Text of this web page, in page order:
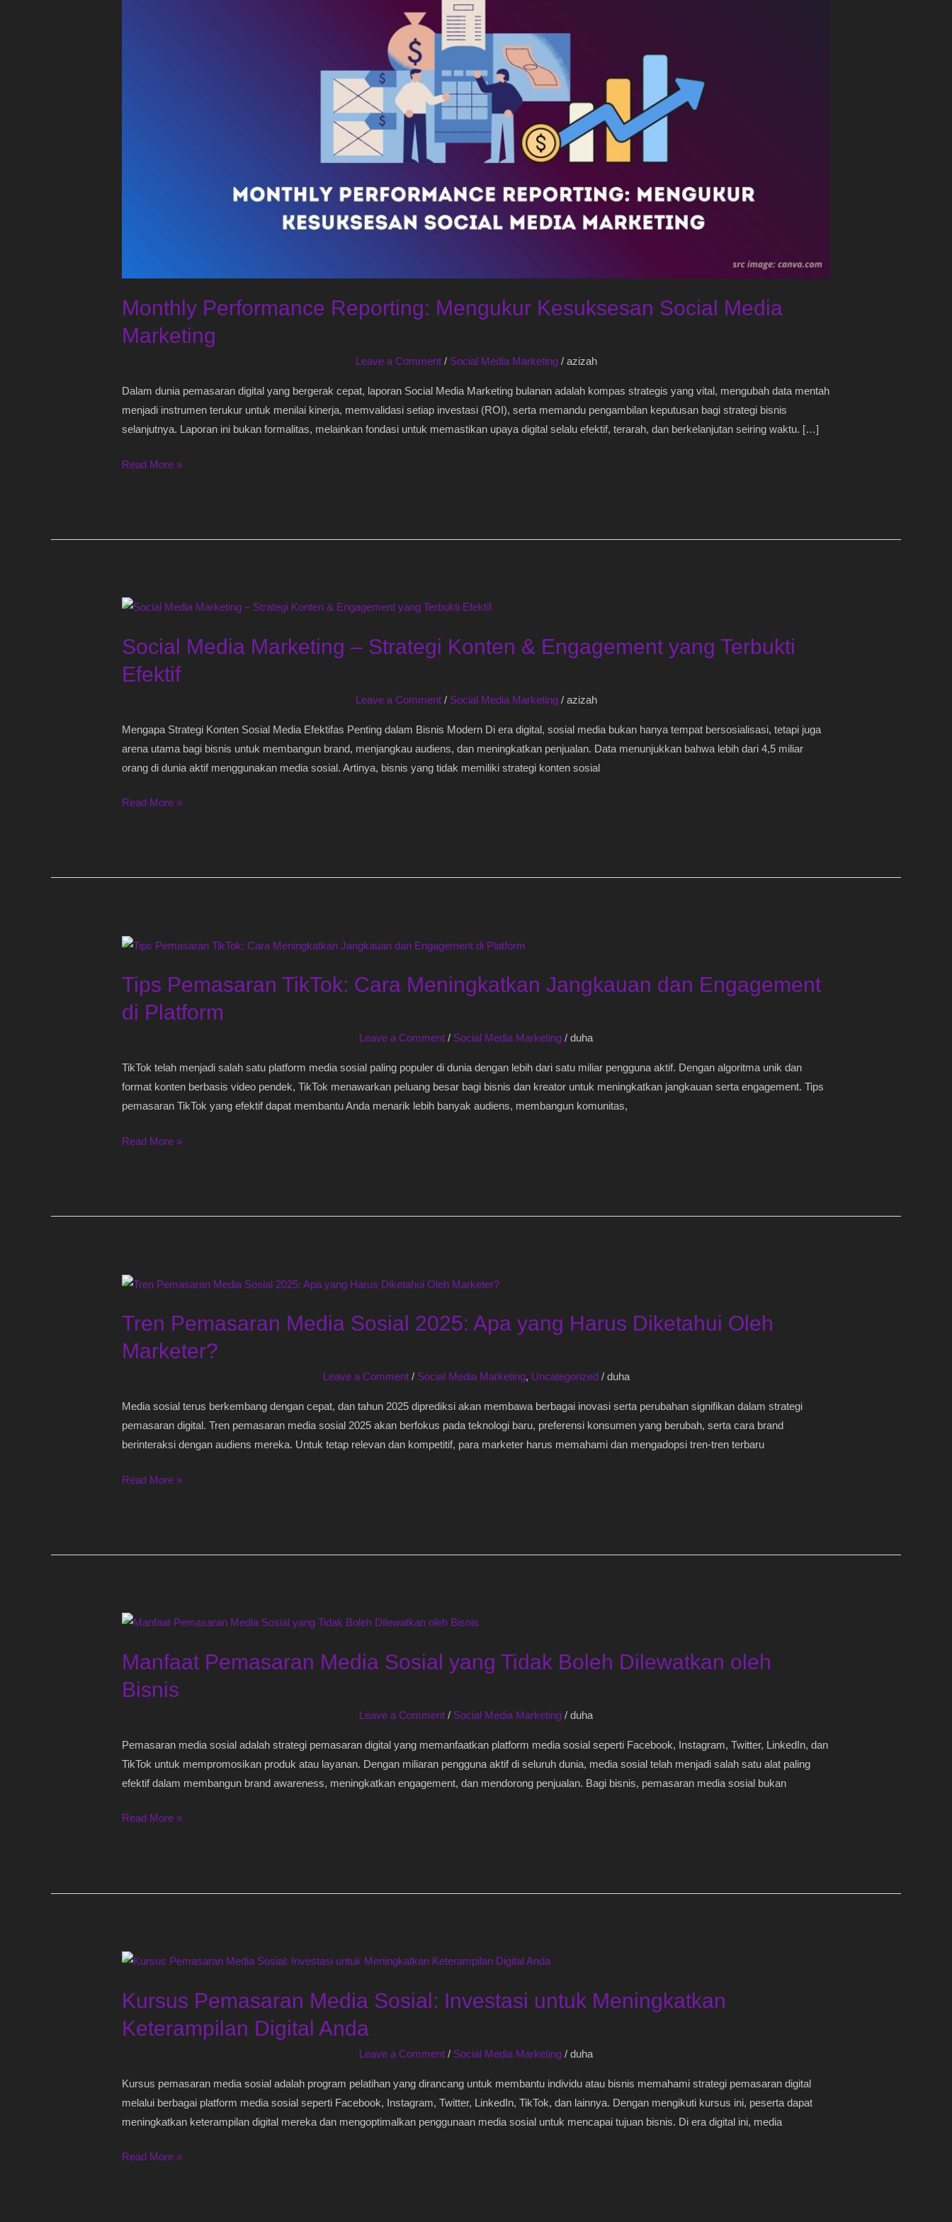
Monthly Performance Reporting: Mengukur Kesuksesan Social Media
Marketing
Leave a Comment / Social Media Marketing/ azizah
Dalam dunia pemasaran digital yang bergerak cepat, laporan Social Media Marketing bulanan adalah kompas strategis yang vital, mengubah data mentah
menjadi instrumen terukur untuk menilai kinerja, memvalidasi setiap investasi (ROI), serta memandu pengambilan keputusan bagi strategi bisnis
selanjutnya. Laporan ini bukan formalitas, melainkan fondasi untuk memastikan upaya digital selalu efektif, terarah, dan berkelanjutan seiring waktu. […]
Read More »
Social Media Marketing – Strategi Konten & Engagement yang Terbukti
Efektif
Leave a Comment / Social Media Marketing/ azizah
Mengapa Strategi Konten Sosial Media Efektifas Penting dalam Bisnis Modern Di era digital, sosial media bukan hanya tempat bersosialisasi, tetapi juga
arena utama bagi bisnis untuk membangun brand, menjangkau audiens, dan meningkatkan penjualan. Data menunjukkan bahwa lebih dari 4,5 miliar
orang di dunia aktif menggunakan media sosial. Artinya, bisnis yang tidak memiliki strategi konten sosial
Social
Marketing
Strategi
Engagement
Terbukti
Efektif
Read More »
Tips Pemasaran TikTok: Cara Meningkatkan Jangkauan dan Engagement
di Platform
Leave a Comment / Social Media Marketing / duha
TikTok telah menjadi salah satu platform media sosial paling populer di dunia dengan lebih dari satu miliar pengguna aktif. Dengan algoritma unik dan
format konten berbasis video pendek, TikTok menawarkan peluang besar bagi bisnis dan kreator untuk meningkatkan jangkauan serta engagement. Tips
pemasaran TikTok yang efektif dapat membantu Anda menarik lebih banyak audiens, membangun komunitas,
Tips
TikTok:
Cara
Meningkatkan
Platform
Read More »
Tren Pemasaran Media Sosial 2025: Apa yang Harus Diketahui Oleh
Marketer?
Leave a Comment / Social Media Marketing, Uncategorized/ duha
Media sosial terus berkembang dengan cepat, dan tahun 2025 diprediksi akan membawa berbagai inovasi serta perubahan signifikan dalam strategi
pemasaran digital. Tren pemasaran media sosial 2025 akan berfokus pada teknologi baru, preferensi konsumen yang berubah, serta cara brand
berinteraksi dengan audiens mereka. Untuk tetap relevan dan kompetitif, para marketer harus memahami dan mengadopsi tren-tren terbaru
Tren
Media
2025:
Diketahui
Marketer?
Read More »
Manfaat Pemasaran Media Sosial yang Tidak Boleh Dilewatkan oleh
Bisnis
Leave a Comment / Social Media Marketing / duha
Pemasaran media sosial adalah strategi pemasaran digital yang memanfaatkan platform media sosial seperti Facebook, Instagram, Twitter, LinkedIn, dan
TikTok untuk mempromosikan produk atau layanan. Dengan miliaran pengguna aktif di seluruh dunia, media sosial telah menjadi salah satu alat paling
efektif dalam membangun brand awareness, meningkatkan engagement, dan mendorong penjualan. Bagi bisnis, pemasaran media sosial bukan
Manfaat
Media
yang
Read More »
Kursus Pemasaran Media Sosial: Investasi untuk Meningkatkan
Keterampilan Digital Anda
Leave a Comment / Social Media Marketing / duha
Kursus pemasaran media sosial adalah program pelatihan yang dirancang untuk membantu individu atau bisnis memahami strategi pemasaran digital
melalui berbagai platform media sosial seperti Facebook, Instagram, Twitter, LinkedIn, TikTok, dan lainnya. Dengan mengikuti kursus ini, peserta dapat
meningkatkan keterampilan digital mereka dan mengoptimalkan penggunaan media sosial untuk mencapai tujuan bisnis. Di era digital ini, media
Kursus
Media
Investasi
Keterampilan
Read More »